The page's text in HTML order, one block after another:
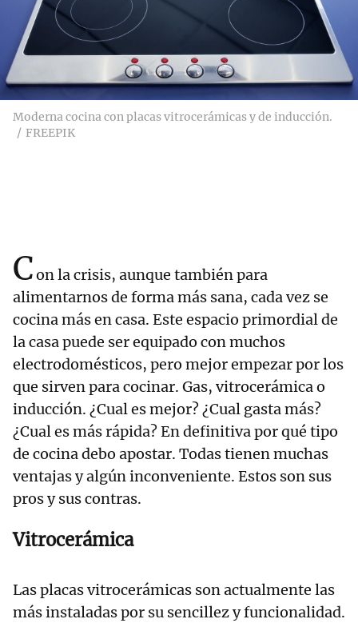
Moderna cocina con placas vitrocerámicas y de inducción.
FREEPIK
Con la crisis, aunque también para
alimentarnos de forma más sana, cada vez se
cocina más en casa. Este espacio primordial de
la casa puede ser equipado con muchos
electrodomésticos, pero mejor empezar por los
que sirven para cocinar. Gas, vitrocerámica o
inducción. ¿Cual es mejor? ¿Cual gasta más?
¿Cual es más rápida? En definitiva por qué tipo
de cocina debo apostar. Todas tienen muchas
ventajas y algún inconveniente. Estos son sus
pros y sus contras.
Vitrocerámica
Las placas vitrocerámicas son actualmente las
más instaladas por su sencillez y funcionalidad.